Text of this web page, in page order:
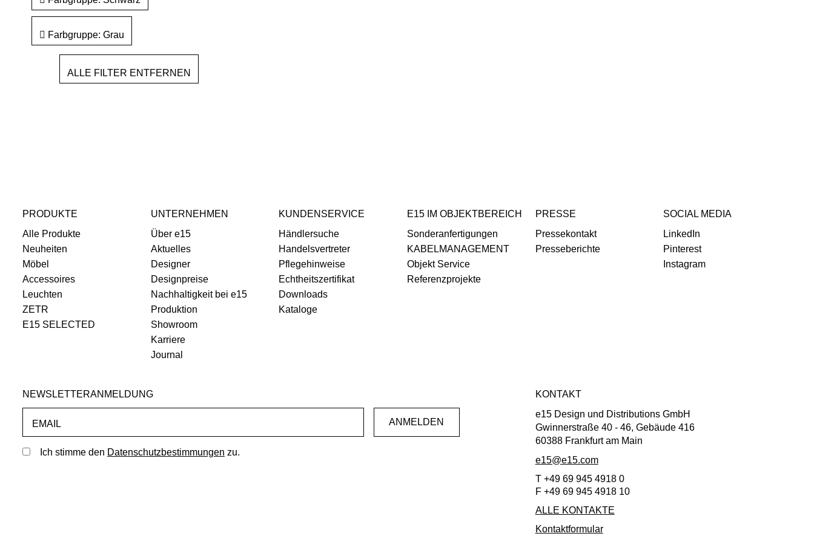
Farbgruppe: Grau
ALLE FILTER ENTFERNEN
PRODUKTE
Alle Produkte
Neuheiten
Möbel
Accessoires
Leuchten
ZETR
E15 SELECTED
UNTERNEHMEN
Über e15
Aktuelles
Designer
Designpreise
Nachhaltigkeit bei e15
Produktion
Showroom
Karriere
Journal
KUNDENSERVICE
Händlersuche
Handelsvertreter
Pflegehinweise
Echtheitszertifikat
Downloads
Kataloge
E15 IM OBJEKTBEREICH
Sonderanfertigungen
KABELMANAGEMENT
Objekt Service
Referenzprojekte
PRESSE
Pressekontakt
Presseberichte
SOCIAL MEDIA
LinkedIn
Pinterest
Instagram
NEWSLETTERANMELDUNG
EMAIL
Ich stimme den Datenschutzbestimmungen zu.
KONTAKT
e15 Design und Distributions GmbH
Gwinnerstraße 40 - 46, Gebäude 416
60388 Frankfurt am Main
e15@e15.com
T +49 69 945 4918 0
F +49 69 945 4918 10
ALLE KONTAKTE
Kontaktformular